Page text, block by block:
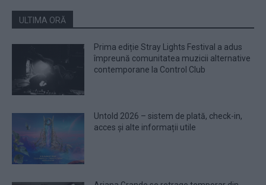
ULTIMA ORĂ
Prima ediție Stray Lights Festival a adus
împreună comunitatea muzicii alternative
contemporane la Control Club
Untold 2026 – sistem de plată, check-in,
acces și alte informații utile